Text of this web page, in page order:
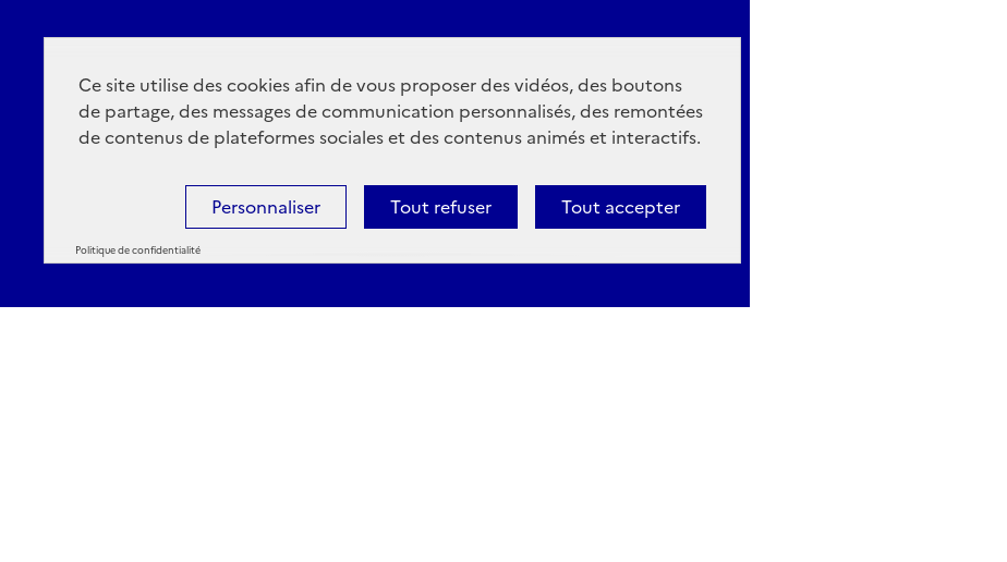
Ce site utilise des cookies afin de vous proposer des vidéos, des boutons
de partage, des messages de communication personnalisés, des remontées
de contenus de plateformes sociales et des contenus animés et interactifs.
Tout accepter
Tout refuser
Personnaliser
Politique de confidentialité